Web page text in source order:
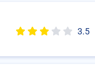
3.5